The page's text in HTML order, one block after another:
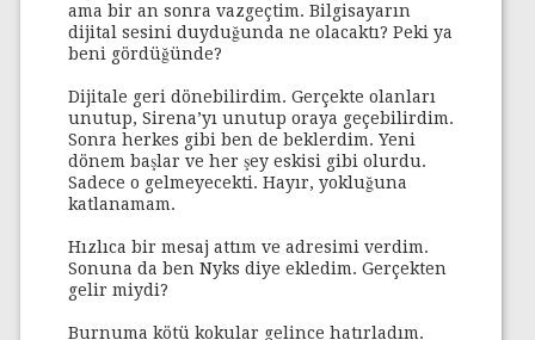
ama bir an sonra vazgeçtim. Bilgisayarın
dijital sesini duyduğunda ne olacaktı? Peki ya
beni gördüğünde?
Dijitale geri dönebilirdim. Gerçekte olanları
unutup, Sirena’yı unutup oraya geçebilirdim.
Sonra herkes gibi ben de beklerdim. Yeni
dönem başlar ve her şey eskisi gibi olurdu.
Sadece o gelmeyecekti. Hayır, yokluğuna
katlanamam.
Hızlıca bir mesaj attım ve adresimi verdim.
Sonuna da ben Nyks diye ekledim. Gerçekten
gelir miydi?
Burnuma kötü kokular gelince hatırladım.